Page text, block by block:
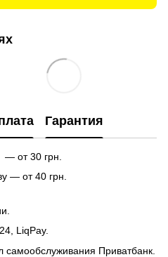
Гарантия
— от 30 грн.
— от 40 грн.
LiqPay.
самообслуживания Приватбанк.